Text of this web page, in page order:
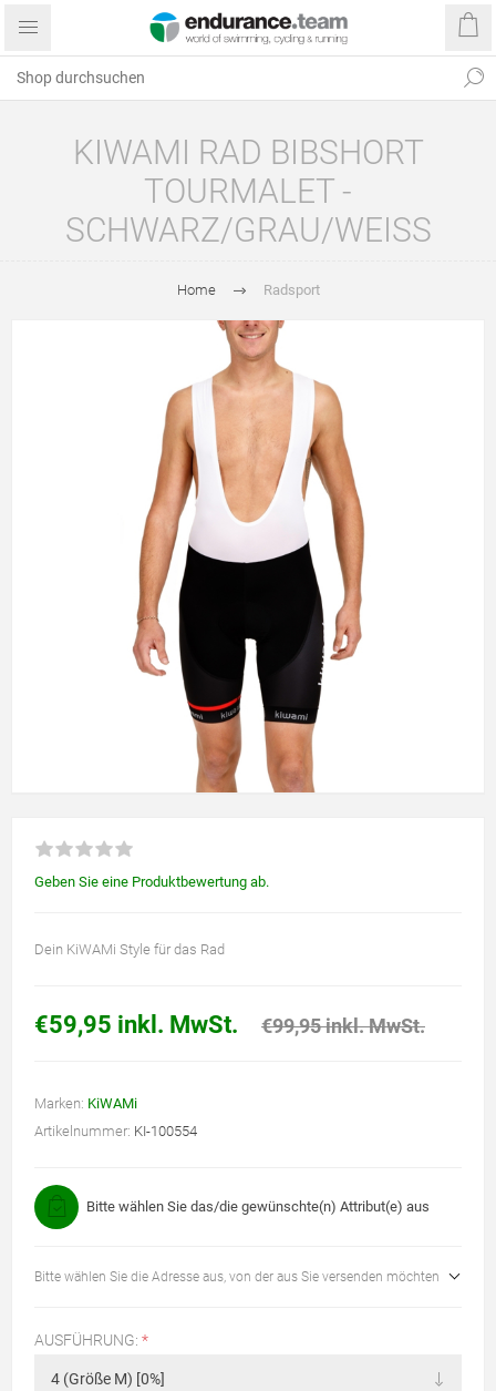
KIWAMI RAD BIBSHORT
TOURMALET -
SCHWARZ/GRAU/WEISS
Home Radsport
Geben Sie eine Produktbewertung ab.
Dein KiWAMi Style für das Rad
€59,95 inkl. MwSt. €99,95 inkl. MwSt.
Marken: KiWAMi
Artikelnummer: KI-100554
Bitte wählen Sie das/die gewünschte(n) Attribut(e) aus
Bitte wählen Sie die Adresse aus, von der aus Sie versenden möchten
AUSFÜHRUNG: *